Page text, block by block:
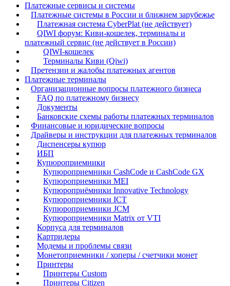
Платежные сервисы и системы
Платежные системы в России и ближнем зарубежье
Платежная система CyberPlat (не действует)
QIWI форум: Киви-кошелек, терминалы и
платежный сервис (не действует в России)
QIWI-кошелек
Терминалы Киви (Qiwi)
Претензии и жалобы платежных агентов
Платежные терминалы
Организационные вопросы платежного бизнеса
FAQ по платежному бизнесу
Документы
Банковские схемы работы платежных терминалов
Финансовые и юридические вопросы
Драйверы и инструкции для платежных терминалов
Диспенсеры купюр
ИБП
Купюроприемники
Купюроприемники CashCode и CashCode GX
Купюроприемники MEI
Купюроприёмники Innovative Technology
Купюроприемники ICT
Купюроприемники JCM
Купюроприемники Matrix от VTI
Корпуса для терминалов
Картридеры
Модемы и проблемы связи
Монетоприемники / хоперы / счетчики монет
Принтеры
Принтеры Custom
Принтеры Citizen